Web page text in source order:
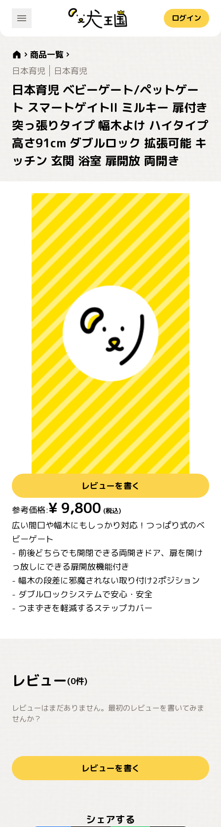
ログイン
商品一覧
日本育児
日本育児
日本育児 ベビーゲート/ペットゲー
ト スマートゲイトII ミルキー 扉付き
突っ張りタイプ 幅木よけ ハイタイプ
高さ91cm ダブルロック 拡張可能 キ
ッチン 玄関 浴室 扉開放 両開き
レビューを書く
参考価格:¥ 9,800 (税込)
広い間口や幅木にもしっかり対応！つっぱり式のベ
ビーゲート
- 前後どちらでも開閉できる両開きドア、扉を開け
っ放しにできる扉開放機能付き
- 幅木の段差に邪魔されない取り付け2ポジション
- ダブルロックシステムで安心・安全
- つまずきを軽減するステップカバー
レビュー(0件)
レビューはまだありません。最初のレビューを書いてみま
せんか？
レビューを書く
シェアする